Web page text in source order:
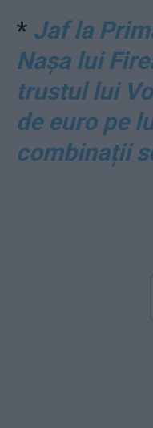
* Jaf la
Nașa lui
trustul lui
de euro pe
combinații